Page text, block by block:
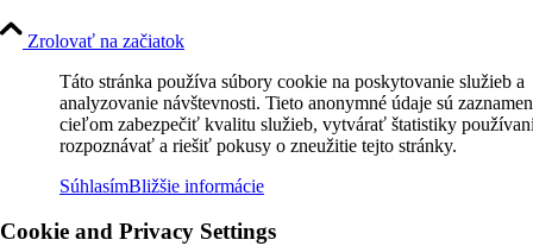
Zrolovať na začiatok
Táto stránka používa súbory cookie na poskytovanie služieb a
analyzovanie návštevnosti. Tieto anonymné údaje sú
cieľom zabezpečiť kvalitu služieb, vytvárať štatistiky
rozpoznávať a riešiť pokusy o zneužitie tejto stránky.
SúhlasímBližšie informácie
Cookie and Privacy Settings